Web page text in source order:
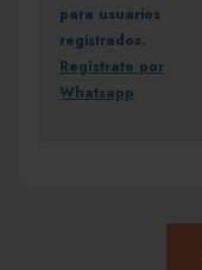
para usuarios
registrados.
Regístrate por
Whatsapp